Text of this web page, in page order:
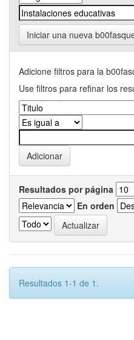
Iniciar una nueva
Adicione filtros para la
Use filtros para refinar los
Resultados por página
En orden
Resultados 1-1 de 1.